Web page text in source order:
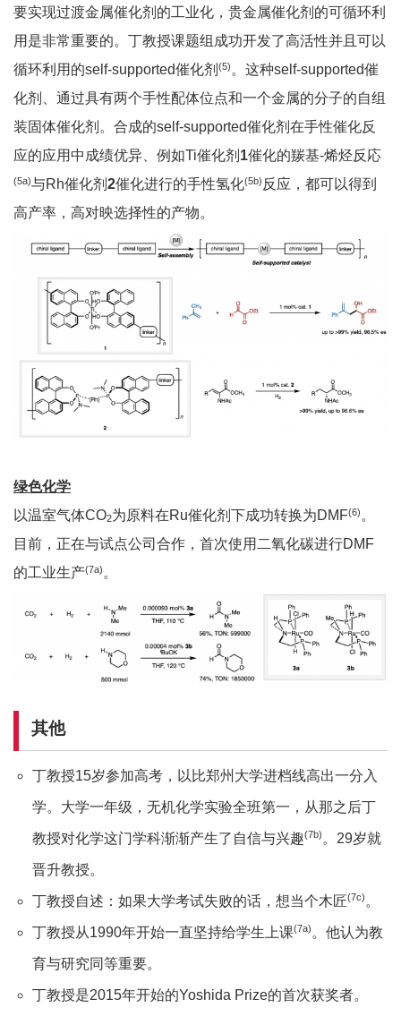
要实现过渡金属催化剂的工业化，贵金属催化剂的可循环利
用是非常重要的。丁教授课题组成功开发了高活性并且可以
循环利用的self-supported催化剂 (5)。这种self-supported催
化剂、通过具有两个手性配体位点和一个金属的分子的自组
装固体催化剂。合成的self-supported催化剂在手性催化反
应的应用中成绩优异、例如Ti催化剂 1催化的羰基-烯烃反応
(5a)与Rh催化剂 2催化进行的手性氢化(5b) 反应，都可以得到
高产率，高对映选择性的产物。
绿色化学
以温室气体CO2为原料在Ru催化剂下成功转换为DMF(6)。
目前，正在与试点公司合作，首次使用二氧化碳进行DMF
的工业生产(7a)。
其他
丁教授15岁参加高考，以比郑州大学进档线高出一分入
学。大学一年级，无机化学实验全班第一，从那之后丁
教授对化学这门学科渐渐产生了自信与兴趣(7b) 。29岁就
晋升教授。
丁教授自述：如果大学考试失败的话，想当个木匠(7c) 。
丁教授从1990年开始一直坚持给学生上课(7a) 。他认为教
育与研究同等重要。
丁教授是2015年开始的Yoshida Prize的首次获奖者。